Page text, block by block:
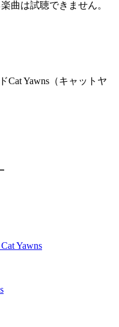
曲は試聴できません。
Cat Yawns（キャットヤ
Cat Yawns